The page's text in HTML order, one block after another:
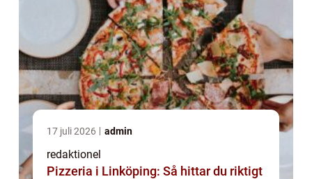
17 juli 2026 admin
redaktionel
Pizzeria i Linköping: Så hittar du riktigt